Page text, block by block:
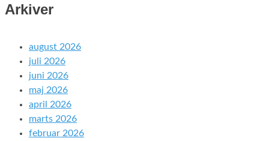
Arkiver
august 2026
juli 2026
juni 2026
maj 2026
april 2026
marts 2026
februar 2026